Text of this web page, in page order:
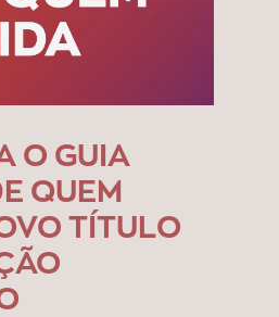
O GUIA
QUEM
TÍTULO